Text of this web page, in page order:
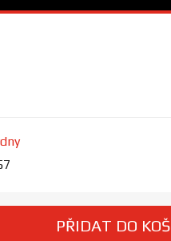
PŘIDAT DO